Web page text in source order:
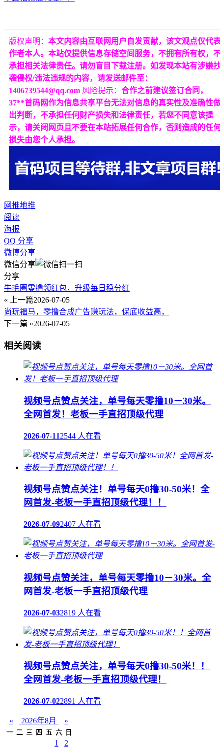
版权声明： 本文内容由互联网用户自发贡献，该文观点仅代
作者本人。本站仅提供信息存储空间服务，不拥有所有权，
承担相关法律责任。请勿盲目下载注册。如发现本站有涉嫌
袭侵权/违法违规的内容，请发送邮件至：
1406739544@qq.com 风险提示： 合作之前建议签订合同，
37**首码网作为信息共享平台无法对信息的真实性及准确性
出判断，不承担任何财产损失和法律责任，若您不同意该提
示，请关闭网页且不要在本站拓展任何合作，否则造成的任
损失由您个人承担。
网推地推
阅读
海报
QQ 分享
微博分享
微信分享
分享
牛毛圈零撸领红包，升级每日稳分红
« 上一篇2026-07-05
尚玩福马，零撸合成广告赚玩法，保底收益高，
下一篇 »2026-07-05
相关阅读
视频号点赞点关注，单号每天零撸10－30米。
全网首发！老板一手直招顶级代理
2026-07-112544 人在看
视频号点赞点关注！单号每天0撸30-50米！全
网首发-老板一手直招顶级代理！！
2026-07-092407 人在看
视频号点赞关注，单号每天零撸10－30米。全
网首发-老板一手直招顶级代理
2026-07-032819 人在看
视频号点赞点关注，单号每天0撸30-50米！！
全网首发-老板一手直招顶级代理！
2026-07-022891 人在看
« 2026年8月 »
一 二 三 四 五 六 日
1
2